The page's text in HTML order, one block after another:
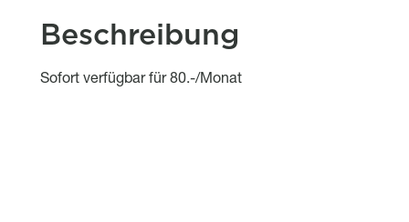
Beschreibung
Object description
Sofort verfügbar für 80.-/Monat